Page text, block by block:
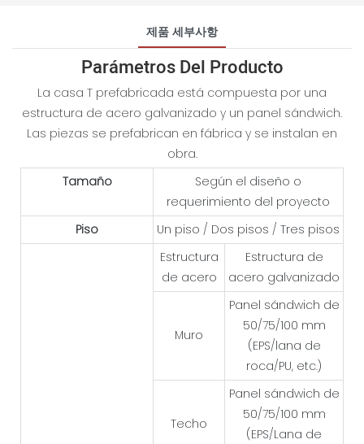
제품 세부사항
Parámetros Del Producto
La casa T prefabricada está compuesta por una
estructura de acero galvanizado y un panel sándwich.
Las piezas se prefabrican en fábrica y se instalan en
obra.
Tamaño
Según el diseño o
requerimiento del proyecto
Piso
Un piso / Dos pisos / Tres pisos
Estructura
de acero
Estructura de
acero galvanizado
Muro
Panel sándwich de
50/75/100 mm
(EPS/lana de
roca/PU, etc.)
Techo
Panel sándwich de
50/75/100 mm
(EPS/Lana de